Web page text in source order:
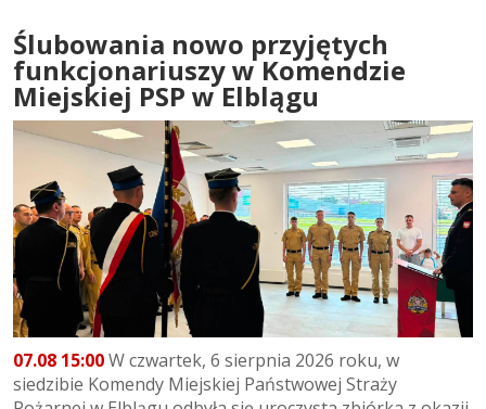
Ślubowania nowo przyjętych
funkcjonariuszy w Komendzie
Miejskiej PSP w Elblągu
07.08 15:00W czwartek, 6 sierpnia 2026 roku, w
siedzibie Komendy Miejskiej Państwowej Straży